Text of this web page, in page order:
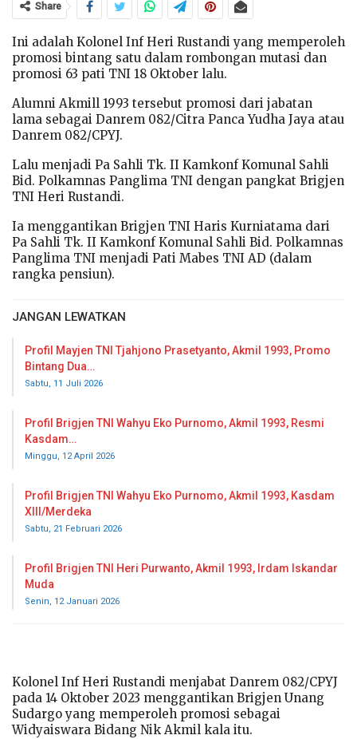
Share
Ini adalah Kolonel Inf Heri Rustandi yang memperoleh
promosi bintang satu dalam rombongan mutasi dan
promosi 63 pati TNI 18 Oktober lalu.
Alumni Akmill 1993 tersebut promosi dari jabatan
lama sebagai Danrem 082/Citra Panca Yudha Jaya atau
Danrem 082/CPYJ.
Lalu menjadi Pa Sahli Tk. II Kamkonf Komunal Sahli
Bid. Polkamnas Panglima TNI dengan pangkat Brigjen
TNI Heri Rustandi.
Ia menggantikan Brigjen TNI Haris Kurniatama dari
Pa Sahli Tk. II Kamkonf Komunal Sahli Bid. Polkamnas
Panglima TNI menjadi Pati Mabes TNI AD (dalam
rangka pensiun).
JANGAN LEWATKAN
Profil Mayjen TNI Tjahjono Prasetyanto, Akmil 1993, Promo
Bintang Dua…
Sabtu, 11 Juli 2026
Profil Brigjen TNI Wahyu Eko Purnomo, Akmil 1993, Resmi
Kasdam…
Minggu, 12 April 2026
Profil Brigjen TNI Wahyu Eko Purnomo, Akmil 1993, Kasdam
XIII/Merdeka
Sabtu, 21 Februari 2026
Profil Brigjen TNI Heri Purwanto, Akmil 1993, Irdam Iskandar
Muda
Senin, 12 Januari 2026
Kolonel Inf Heri Rustandi menjabat Danrem 082/CPYJ
pada 14 Oktober 2023 menggantikan Brigjen Unang
Sudargo yang memperoleh promosi sebagai
Widyaiswara Bidang Nik Akmil kala itu.